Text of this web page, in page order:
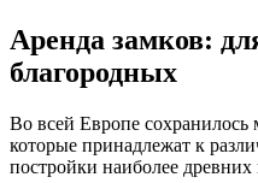
Аренда замков:
благородных
Во всей Европе сохранилось
которые принадлежат к
постройки наиболее